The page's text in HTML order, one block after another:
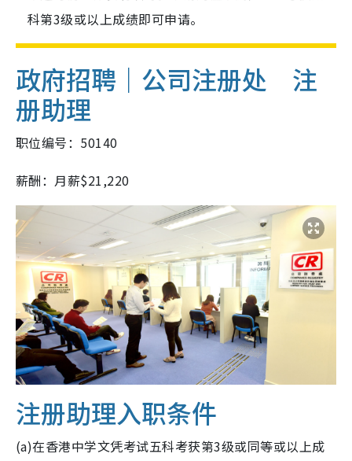
科第3级或以上成绩即可申请。
政府招聘｜公司注册处 注
册助理
职位编号：50140
薪酬：月薪$21,220
注册助理入职条件
(a)在香港中学文凭考试五科考获第3级或同等或以上成